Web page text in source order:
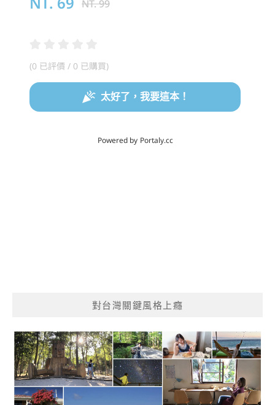
對台灣關鍵風格上癮